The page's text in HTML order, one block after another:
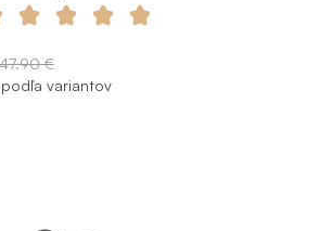
€
variantov